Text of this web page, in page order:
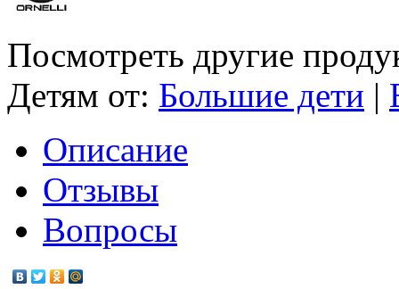
Посмотреть другие
Детям от: Большие дети |
Описание
Отзывы
Вопросы